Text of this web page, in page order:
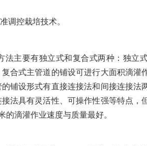
调控栽培技术。
主要有独立式和复合式两种：独立
合式主管道的铺设可进行大面积滴灌
铺设形式有直接连接法和间接连接法
法具有灵活性、可操作性强等特点，
的滴灌作业速度与质量最好。